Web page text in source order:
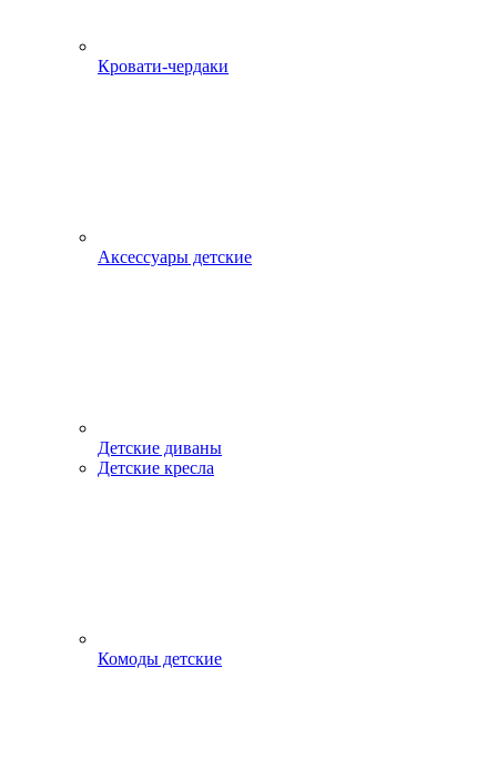
Кровати-чердаки
Аксессуары детские
Детские диваны
Детские кресла
Комоды детские